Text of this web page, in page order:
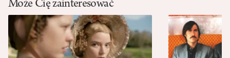
Może Cię zainteresować